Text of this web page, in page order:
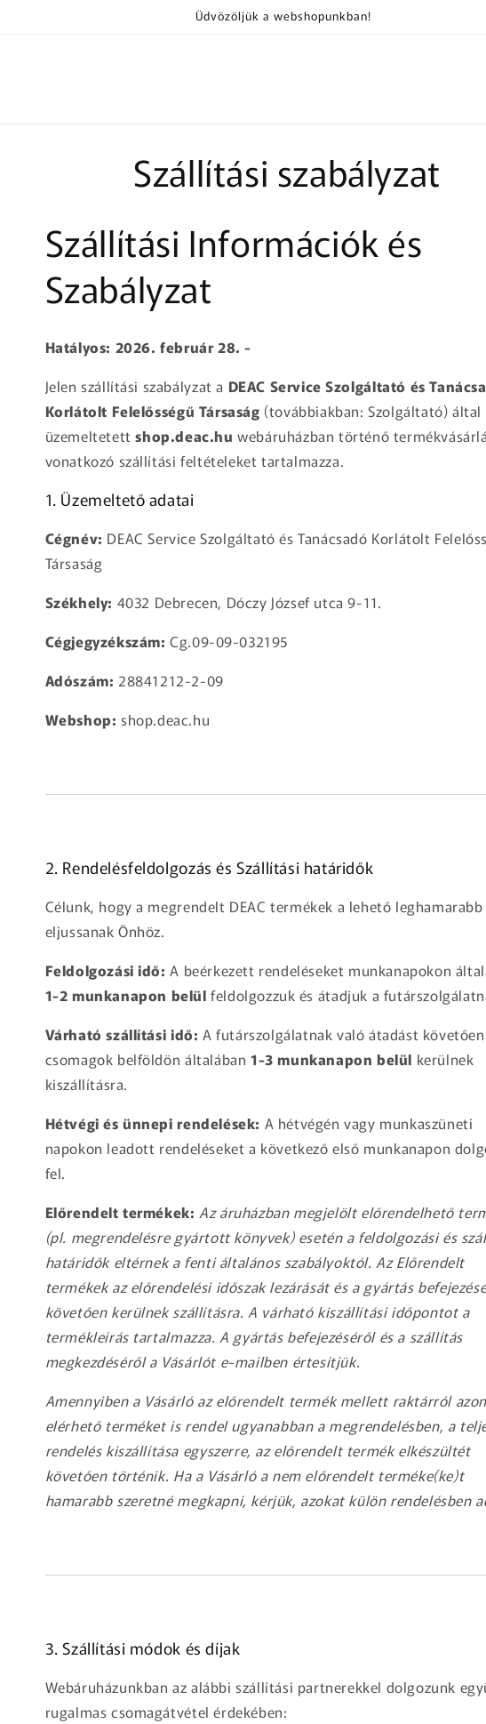
Üdvözöljük a webshopunkban!
Szállítási szabályzat
Szállítási Információk és
Szabályzat
Hatályos: 2026. február 28. -
Jelen szállítási szabályzat a DEAC Service Szolgáltató és
Korlátolt Felelősségű Társaság (továbbiakban: Szolgáltató) által
üzemeltetettshop.deac.hu webáruházban történő
vonatkozó szállítási feltételeket tartalmazza.
1. Üzemeltető adatai
Cégnév: DEAC Service Szolgáltató és Tanácsadó Korlátolt
Társaság
Székhely: 4032 Debrecen, Dóczy József utca 9-11.
Cégjegyzékszám: Cg.09-09-032195
Adószám: 28841212-2-09
Webshop: shop.deac.hu
2. Rendelésfeldolgozás és Szállítási határidők
Célunk, hogy a megrendelt DEAC termékek a lehető leghamarabb
eljussanak Önhöz.
Feldolgozási idő: A beérkezett rendeléseket munkanapokon
1-2 munkanapon belül feldolgozzuk és átadjuk a
Várható szállítási idő: A futárszolgálatnak való átadást követően
csomagok belföldön általában 1-3 munkanapon belül kerülnek
kiszállításra.
Hétvégi és ünnepi rendelések: A hétvégén vagy munkaszüneti
napokon leadott rendeléseket a következő első munkanapon
fel.
Előrendelt termékek:Az áruházban megjelölt előrendelhető
(pl. megrendelésre gyártott könyvek) esetén a feldolgozási és
határidők eltérnek a fenti általános szabályoktól. Az Előrendelt
termékek az előrendelési időszak lezárását és a gyártás
követően kerülnek szállításra. A várható kiszállítási időpontot a
termékleírás tartalmazza. A gyártás befejezéséről és a szállítás
megkezdéséről a Vásárlót e-mailben értesítjük.
Amennyiben a Vásárló az előrendelt termék mellett raktárról
elérhető terméket is rendel ugyanabban a megrendelésben, a
rendelés kiszállítása egyszerre, az előrendelt termék elkészültét
követően történik. Ha a Vásárló a nem előrendelt terméke(ke)t
hamarabb szeretné megkapni, kérjük, azokat külön rendelésben
3. Szállítási módok és díjak
Webáruházunkban az alábbi szállítási partnerekkel dolgozunk
rugalmas csomagátvétel érdekében: